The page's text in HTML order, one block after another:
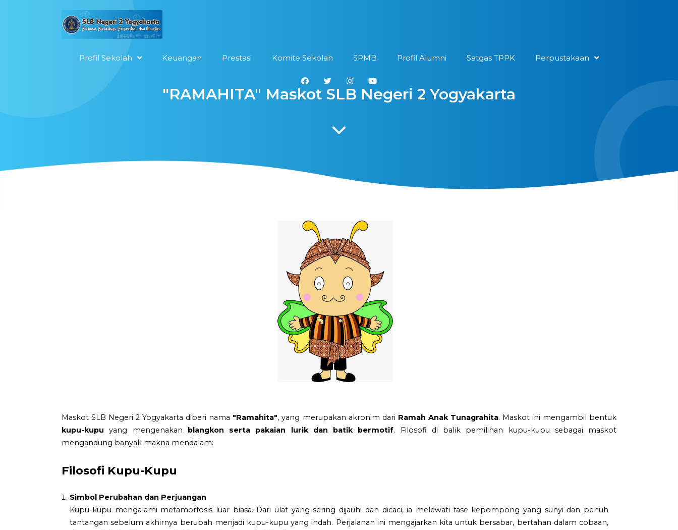
Profil Sekolah Keuangan Prestasi Komite Sekolah SPMB Profil Alumni Satgas TPPK Perpustakaan
"RAMAHITA" Maskot SLB Negeri 2 Yogyakarta
Maskot SLB Negeri 2 Yogyakarta diberi nama "Ramahita", yang merupakan akronim dari Ramah Anak Tunagrahita. Maskot ini mengambil bentuk
kupu-kupu yang mengenakan blangkon serta pakaian lurik dan batik bermotif. Filosofi di balik pemilihan kupu-kupu sebagai maskot
mengandung banyak makna mendalam:
Filosofi Kupu-Kupu
Simbol Perubahan dan Perjuangan
Kupu-kupu mengalami metamorfosis luar biasa. Dari ulat yang sering dijauhi dan dicaci, ia melewati fase kepompong yang sunyi dan penuh
tantangan sebelum akhirnya berubah menjadi kupu-kupu yang indah. Perjalanan ini mengajarkan kita untuk bersabar, bertahan dalam cobaan,